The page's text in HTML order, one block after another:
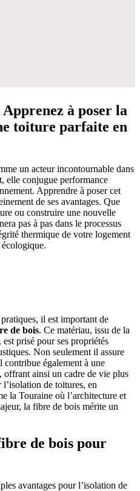
à poser la
toiture parfaite en
un acteur incontournable dans
elle conjugue performance
Apprendre à poser cet
de ses avantages. Que
ou construire une nouvelle
pas à pas dans le processus
thermique de votre logement
il est important de
de bois. Ce matériau, issu de la
prisé pour ses propriétés
Non seulement il assure
également à une
offrant ainsi un cadre de vie plus
de toitures, en
la Touraine où l’architecture et
la fibre de bois mérite un
de bois pour
avantages pour l’isolation de